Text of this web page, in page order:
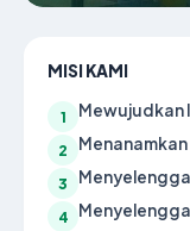
MISI KAMI
1 Mewujudkan
2
3
4